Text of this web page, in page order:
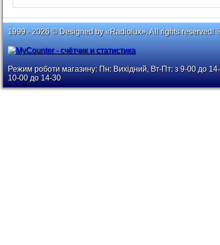
1999 - 2026 © Designed by «Radiolux». All rights reserved!
Режим роботи магазину: Пн: Вихідний, Вт-Пт: з 9-00 до
10-00 до 14-30